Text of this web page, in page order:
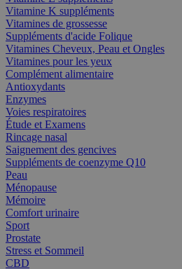
Vitamine K suppléments
Vitamines de grossesse
Suppléments d'acide Folique
Vitamines Cheveux, Peau et Ongles
Vitamines pour les yeux
Complément alimentaire
Antioxydants
Enzymes
Voies respiratoires
Étude et Examens
Rincage nasal
Saignement des gencives
Suppléments de coenzyme Q10
Peau
Ménopause
Mémoire
Comfort urinaire
Sport
Prostate
Stress et Sommeil
CBD